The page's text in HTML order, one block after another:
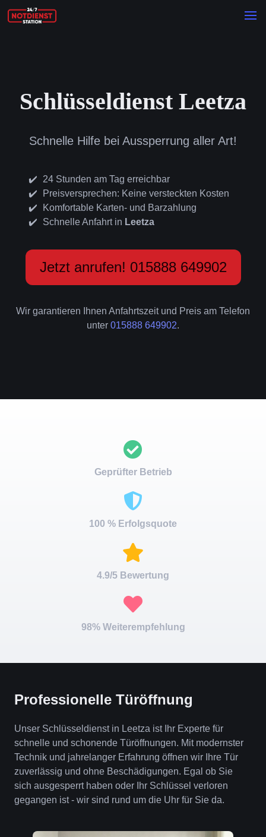
Schlüsseldienst Leetza
Schnelle Hilfe bei Aussperrung aller Art!
24 Stunden am Tag erreichbar
Preisversprechen: Keine versteckten Kosten
Komfortable Karten- und Barzahlung
Schnelle Anfahrt in Leetza
Jetzt anrufen! 015888 649902
Wir garantieren Ihnen Anfahrtszeit und Preis am Telefon
unter 015888 649902.
Geprüfter Betrieb
100 % Erfolgsquote
4.9/5 Bewertung
98% Weiterempfehlung
Professionelle Türöffnung
Unser Schlüsseldienst in Leetza ist Ihr Experte für
schnelle und schonende Türöffnungen. Mit modernster
Technik und jahrelanger Erfahrung öffnen wir Ihre Tür
zuverlässig und ohne Beschädigungen. Egal ob Sie
sich ausgesperrt haben oder Ihr Schlüssel verloren
gegangen ist - wir sind rund um die Uhr für Sie da.